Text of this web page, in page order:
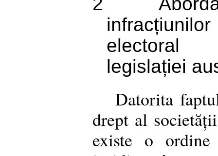
electoral
legislației
Datorita
drept al
existe o